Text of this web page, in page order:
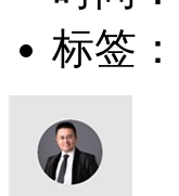
标签：